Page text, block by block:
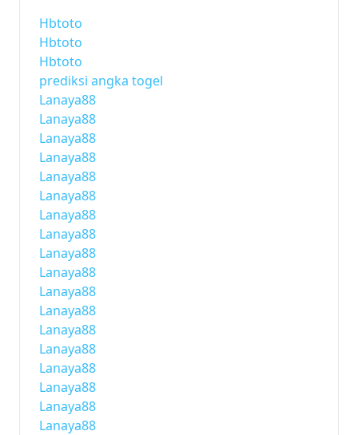
Hbtoto
Hbtoto
Hbtoto
prediksi angka togel
Lanaya88
Lanaya88
Lanaya88
Lanaya88
Lanaya88
Lanaya88
Lanaya88
Lanaya88
Lanaya88
Lanaya88
Lanaya88
Lanaya88
Lanaya88
Lanaya88
Lanaya88
Lanaya88
Lanaya88
Lanaya88